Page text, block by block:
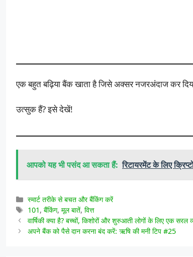
एक बहुत बढ़िया बैंक खाता है जिसे अक्सर नजरअंदाज कर
उत्सुक हैं? इसे देखें!
आपको यह भी पसंद आ सकता हैं: रिटायरमेंट के लिए
श्रेणियाँ
स्मार्ट तरीके से बचत और बैंकिंग करें
टैग
101,बैंकिंग,मूल बातें,वित्त
वार्षिकी क्या है? बच्चों, किशोरों और शुरुआती लोगों के लिए एक सरल
अपने बैंक को पैसे दान करना बंद करें: ऋषि की मनी टिप #25